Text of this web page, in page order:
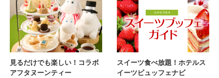
見るだけでも楽しい！コラボ
アフタヌーンティー
スイーツ食べ放題！ホテルス
イーツビュッフェナビ